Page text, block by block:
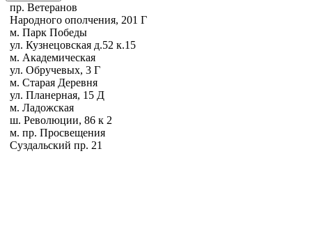
пр. Ветеранов
Народного ополчения, 201 Г
м. Парк Победы
ул. Кузнецовская д.52 к.15
м. Академическая
ул. Обручевых, 3 Г
м. Старая Деревня
ул. Планерная, 15 Д
м. Ладожская
ш. Революции, 86 к 2
м. пр. Просвещения
Суздальский пр. 21